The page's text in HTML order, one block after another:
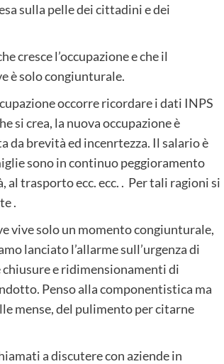
sulla pelle dei cittadini e dei
cresce l’occupazione e che il
è solo congiunturale.
occorre ricordare i dati INPS
si crea, la nuova occupazione è
da brevità ed incenrtezza. Il salario è
sono in continuo peggioramento
al trasporto ecc. ecc. . Per tali ragioni si
.
vive solo un momento congiunturale,
lanciato l’allarme sull’urgenza di
e ridimensionamenti di
Penso alla componentistica ma
mense, del pulimento per citarne
a discutere con aziende in